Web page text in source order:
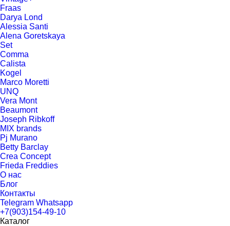
Fraas
Darya Lond
Alessia Santi
Alena Goretskaya
Set
Comma
Calista
Kogel
Marco Moretti
UNQ
Vera Mont
Beaumont
Joseph Ribkoff
MIX brands
Pj Murano
Betty Barclay
Crea Concept
Frieda Freddies
О нас
Блог
Контакты
Telegram Whatsapp
+7(903)154-49-10
Каталог